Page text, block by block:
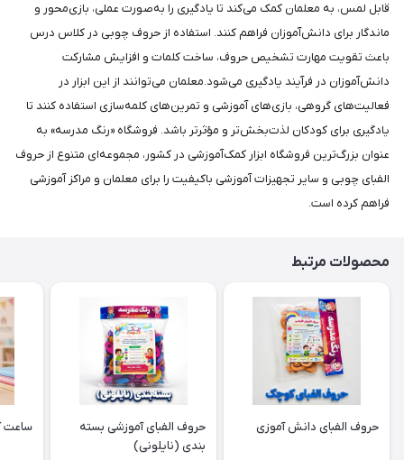
قابل لمس، به معلمان کمک می‌کند تا یادگیری را به‌صورت عملی، بازی‌محور و
ماندگار برای دانش‌آموزان فراهم کنند. استفاده از حروف چوبی در کلاس درس
باعث تقویت مهارت تشخیص حروف، ساخت کلمات و افزایش مشارکت
دانش‌آموزان در فرآیند یادگیری می‌شود.معلمان می‌توانند از این ابزار در
فعالیت‌های گروهی، بازی‌های آموزشی و تمرین‌های کلمه‌سازی استفاده کنند تا
یادگیری برای کودکان لذت‌بخش‌تر و مؤثرتر باشد. فروشگاه «رنگ مدرسه» به
عنوان بزرگ‌ترین فروشگاه ابزار کمک‌آموزشی در کشور، مجموعه‌ای متنوع از حروف
الفبای چوبی و سایر تجهیزات آموزشی باکیفیت را برای معلمان و مراکز آموزشی
فراهم کرده است.
محصولات مرتبط
حروف الفبای دانش آموزی
حروف الفبای آموزشی بسته
بندی (نایلونی)
ساعت